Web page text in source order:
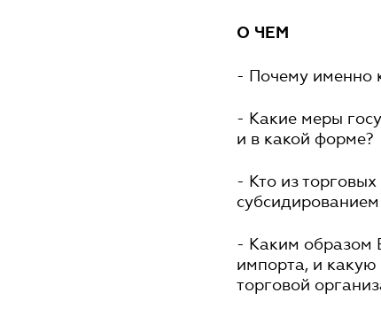
О ЧЕМ
- Почему именно
- Какие меры
и в какой форме?
- Кто из
субсидированием
- Каким образом
импорта, и
торговой